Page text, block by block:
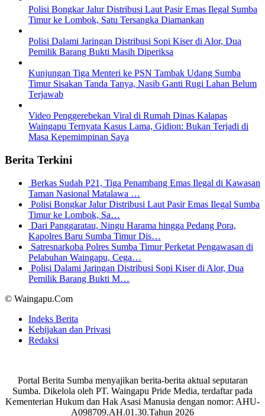
Polisi Bongkar Jalur Distribusi Laut Pasir Emas Ilegal Sumba
Timur ke Lombok, Satu Tersangka Diamankan
Polisi Dalami Jaringan Distribusi Sopi Kiser di Alor, Dua
Pemilik Barang Bukti Masih Diperiksa
Kunjungan Tiga Menteri ke PSN Tambak Udang Sumba
Timur Sisakan Tanda Tanya, Nasib Ganti Rugi Lahan Belum
Terjawab
Video Penggerebekan Viral di Rumah Dinas Kalapas
Waingapu Ternyata Kasus Lama, Gidion: Bukan Terjadi di
Masa Kepemimpinan Saya
Berita Terkini
Berkas Sudah P21, Tiga Penambang Emas Ilegal di Kawasan
Taman Nasional Matalawa …
Polisi Bongkar Jalur Distribusi Laut Pasir Emas Ilegal Sumba
Timur ke Lombok, Sa…
Dari Panggaratau, Ningu Harama hingga Pedang Pora,
Kapolres Baru Sumba Timur Dis…
Satresnarkoba Polres Sumba Timur Perketat Pengawasan di
Pelabuhan Waingapu, Cega…
Polisi Dalami Jaringan Distribusi Sopi Kiser di Alor, Dua
Pemilik Barang Bukti M…
© Waingapu.Com
Indeks Berita
Kebijakan dan Privasi
Redaksi
Portal Berita Sumba menyajikan berita-berita aktual seputaran
Sumba. Dikelola oleh PT. Waingapu Pride Media, terdaftar pada
Kementerian Hukum dan Hak Asasi Manusia dengan nomor: AHU-
A098709.AH.01.30.Tahun 2026